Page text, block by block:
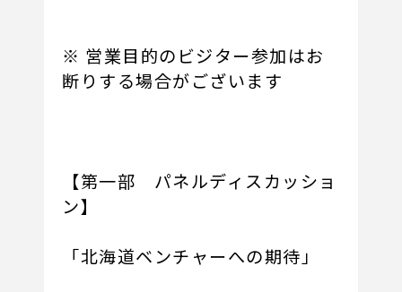
※ 営業目的のビジター参加はお
断りする場合がございます
【第一部 パネルディスカッショ
ン】
「北海道ベンチャーへの期待」